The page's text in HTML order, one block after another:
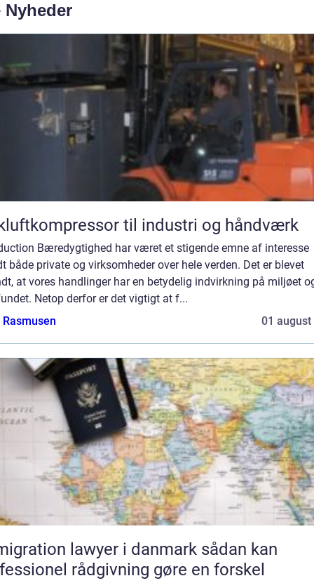
Nyheder
til industri og håndværk
Bæredygtighed har været et stigende emne af interesse
både private og virksomheder over hele verden. Det er blevet
at vores handlinger har en betydelig indvirkning på miljøet
Netop derfor er det vigtigt at f...
01 august
lawyer i danmark sådan kan
rådgivning gøre en forskel